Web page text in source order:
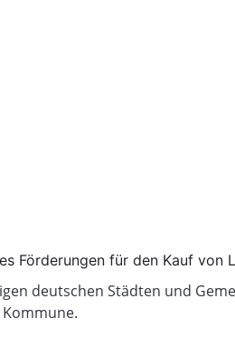
Förderungen für den Kauf von
deutschen Städten und